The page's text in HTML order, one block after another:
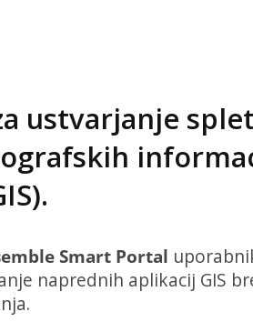
ustvarjanje
Smart Portal
naprednih aplikacij GIS